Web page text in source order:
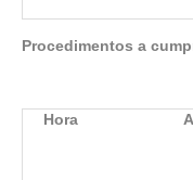
Procedimentos a
Hora A